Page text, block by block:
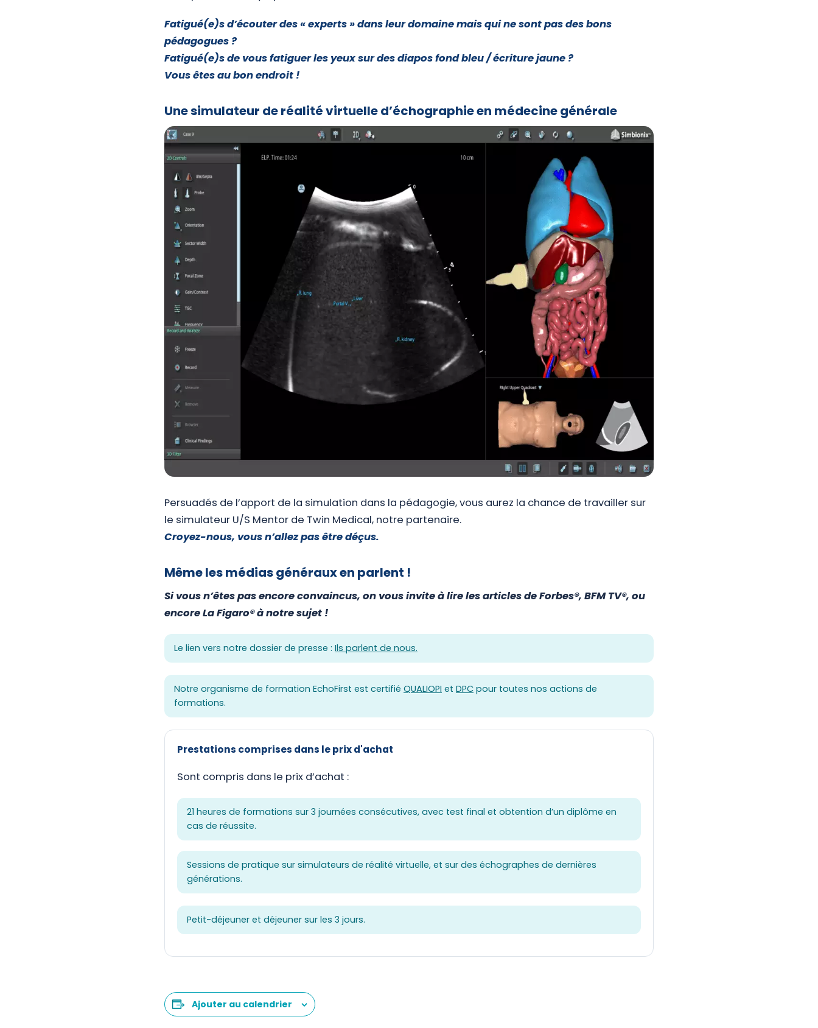
Fatigué(e)s d’écouter des « experts » dans leur domaine mais qui ne sont pas des bons
pédagogues ?
Fatigué(e)s de vous fatiguer les yeux sur des diapos fond bleu / écriture jaune ?
Vous êtes au bon endroit !
Une simulateur de réalité virtuelle d’échographie en médecine générale
Persuadés de l’apport de la simulation dans la pédagogie, vous aurez la chance de travailler sur
le simulateur U/S Mentor de Twin Medical, notre partenaire.
Croyez-nous, vous n’allez pas être déçus.
Même les médias généraux en parlent !
Si vous n’êtes pas encore convaincus, on vous invite à lire les articles de Forbes®, BFM TV®, ou
encore La Figaro® à notre sujet !
Le lien vers notre dossier de presse : Ils parlent de nous.
Notre organisme de formation EchoFirst est certifié QUALIOPI et DPC pour toutes nos actions de
formations.
Prestations comprises dans le prix d'achat
Sont compris dans le prix d’achat :
21 heures de formations sur 3 journées consécutives, avec test final et obtention d’un diplôme en
cas de réussite.
Sessions de pratique sur simulateurs de réalité virtuelle, et sur des échographes de dernières
générations.
Petit-déjeuner et déjeuner sur les 3 jours.
Ajouter au calendrier